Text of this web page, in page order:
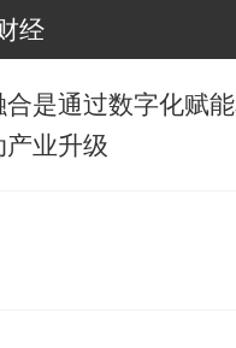
经
是通过数字化赋
业升级